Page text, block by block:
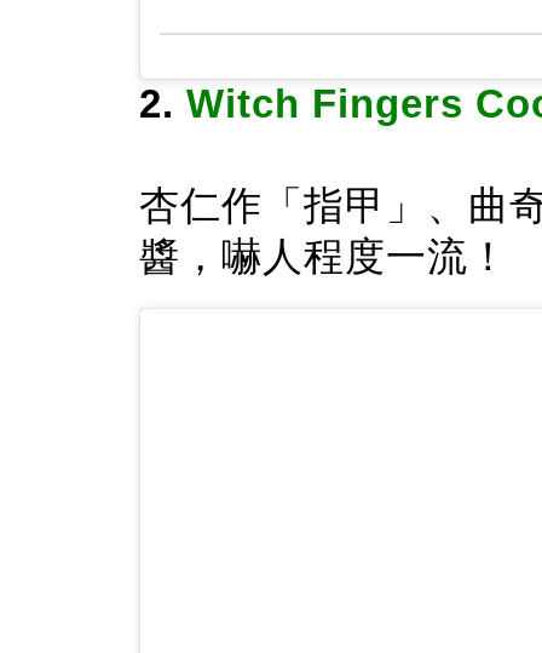
2. Witch Fingers
杏仁作「指甲」、曲
醬，嚇人程度一流！